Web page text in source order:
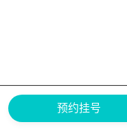
网上有害
Copyright ©
预约挂号